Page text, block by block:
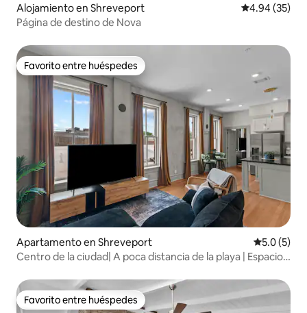
Alojamiento en Shreveport Calificación
4.94 (35)
Página de destino de Nova
Favorito entre huéspedes
Favorito entre huéspedes
Apartamento en Shreveport
5.0 (5)
Centro de la ciudad| A poca distancia de la playa | Espacio
Favorito entre huéspedes
Favorito entre huéspedes